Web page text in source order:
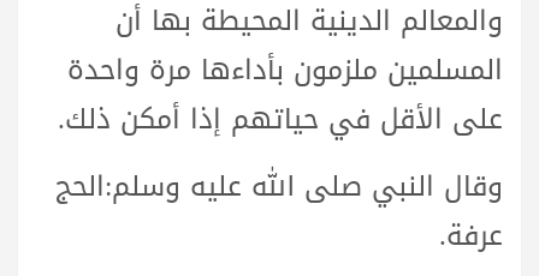
والمعالم الدينية المحيطة بها أن
المسلمين ملزمون بأداءها مرة واحدة
على الأقل في حياتهم إذا أمكن ذلك.
وقال النبي صلى الله عليه وسلم:الحج
عرفة.